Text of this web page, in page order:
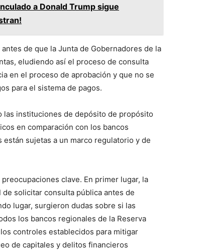
a Donald Trump sigue
de que la Junta de Gobernadores de la
eludiendo así el proceso de consulta
en el proceso de aprobación y que no se
para el sistema de pagos.
las instituciones de depósito de propósito
en comparación con los bancos
sujetas a un marco regulatorio y de
clave. En primer lugar, la
solicitar consulta pública antes de
lugar, surgieron dudas sobre si las
los bancos regionales de la Reserva
controles establecidos para mitigar
de capitales y delitos financieros